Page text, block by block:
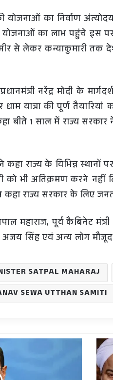
का निर्वाण
का लाभ पहुंचे इस पर
से लेकर कन्याकुमारी तक
नरेंद्र मोदी के
यात्रा की पूर्ण
बीते 1 साल में राज्य
कहा राज्य के विभिन्न
को भी अतिक्रमण करने नहीं
कहा राज्य सरकार के लिए
महाराज, पूर्व कैबिनेट
अजय सिंह एवं अन्य लोग मौजूद
SATPAL MAHARAJ
SEWA UTTHAN SAMITI
जिस
पिस्टल
से